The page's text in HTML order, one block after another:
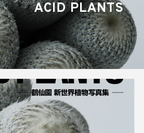
ACID PLANTS